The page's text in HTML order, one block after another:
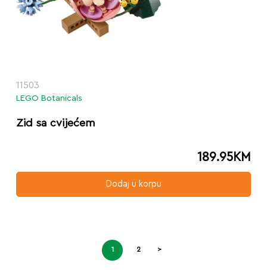
11503
LEGO Botanicals
Zid sa cvijećem
189.95KM
Dodaj u korpu
1 2 >